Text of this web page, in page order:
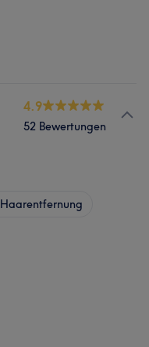
4.9
52 Bewertungen
Haarentfernung